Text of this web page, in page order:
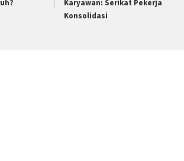
Karyawan: Serikat Pekerja
Konsolidasi